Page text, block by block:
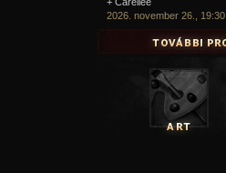
2026. november 26., 19:30